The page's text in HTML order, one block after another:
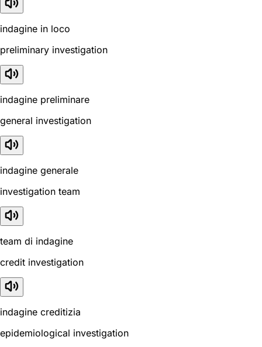
indagine in loco
preliminary investigation
indagine preliminare
general investigation
indagine generale
investigation team
team di indagine
credit investigation
indagine creditizia
epidemiological investigation